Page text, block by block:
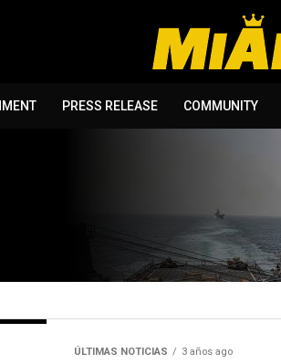
PRESS RELEASE COMMUNITY
y
un
ÚLTIMAS NOTICIAS 3 años ago